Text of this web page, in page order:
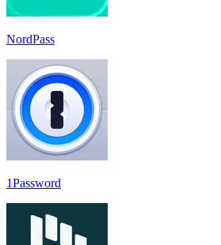
NordPass
1Password